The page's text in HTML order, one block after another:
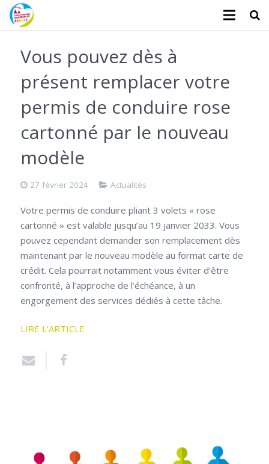
Financiers
Divers
Actualités
Faire un don
Vous pouvez dès à
présent remplacer votre
permis de conduire rose
cartonné par le nouveau
modèle
27 février 2024 Actualités
Votre permis de conduire pliant 3 volets « rose
cartonné » est valable jusqu’au 19 janvier 2033. Vous
pouvez cependant demander son remplacement dès
maintenant par le nouveau modèle au format carte de
crédit. Cela pourrait notamment vous éviter d’être
confronté, à l’approche de l’échéance, à un
engorgement des services dédiés à cette tâche.
LIRE L’ARTICLE